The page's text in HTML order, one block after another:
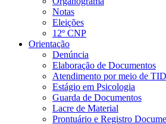
Notas
Eleições
12º CNP
Orientação
Denúncia
Elaboração de Documentos
Atendimento por meio de
Estágio em Psicologia
Guarda de Documentos
Lacre de Material
Prontuário e Registro